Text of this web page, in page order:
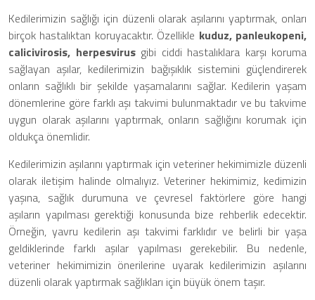
Kedilerimizin sağlığı için düzenli olarak aşılarını yaptırmak, onları
birçok hastalıktan koruyacaktır. Özellikle kuduz, panleukopeni,
calicivirosis, herpesvirusgibi ciddi hastalıklara karşı koruma
sağlayan aşılar, kedilerimizin bağışıklık sistemini güçlendirerek
onların sağlıklı bir şekilde yaşamalarını sağlar. Kedilerin yaşam
dönemlerine göre farklı aşı takvimi bulunmaktadır ve bu takvime
uygun olarak aşılarını yaptırmak, onların sağlığını korumak için
oldukça önemlidir.
Kedilerimizin aşılarını yaptırmak için veteriner hekimimizle düzenli
olarak iletişim halinde olmalıyız. Veteriner hekimimiz, kedimizin
yaşına, sağlık durumuna ve çevresel faktörlere göre hangi
aşıların yapılması gerektiği konusunda bize rehberlik edecektir.
Örneğin, yavru kedilerin aşı takvimi farklıdır ve belirli bir yaşa
geldiklerinde farklı aşılar yapılması gerekebilir. Bu nedenle,
veteriner hekimimizin önerilerine uyarak kedilerimizin aşılarını
düzenli olarak yaptırmak sağlıkları için büyük önem taşır.